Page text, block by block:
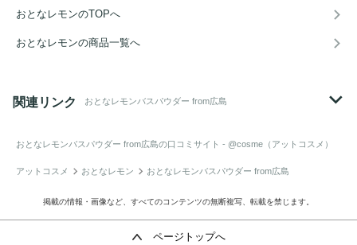
おとなレモンのTOPへ
おとなレモンの商品一覧へ
関連リンク おとなレモンバスパウダー from広島
おとなレモンバスパウダー from広島の口コミサイト - @cosme（アットコスメ）
アットコスメ おとなレモン おとなレモンバスパウダー from広島
掲載の情報・画像など、すべてのコンテンツの無断複写、転載を禁じます。
ページトップへ